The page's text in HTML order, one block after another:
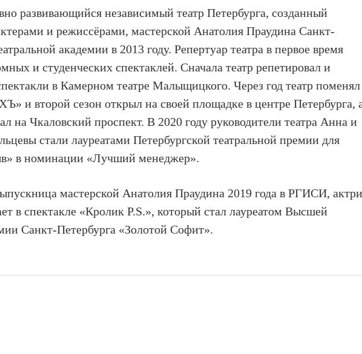
развивающийся независимый театр Петербурга, созданный
и режиссёрами, мастерской Анатолия Праудина Санкт-
академии в 2013 году. Репертуар театра в первое время
и студенческих спектаклей. Сначала театр репетировал и
в Камерном театре Малыщицкого. Через год театр поменял
и второй сезон открыл на своей площадке в центре Петербурга,
на Чкаловский проспект. В 2020 году руководители театра Анна и
стали лауреатами Петербургской театральной премии для
в номинации «Лучший менеджер».
мастерской Анатолия Праудина 2019 года в РГИСИ,
в спектакле «Кролик P.S.», который стал лауреатом Высшей
Санкт-Петербурга «Золотой Софит».